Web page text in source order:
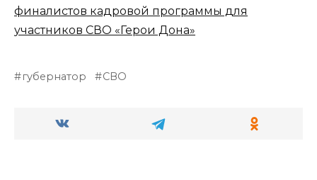
финалистов кадровой программы для
участников СВО «Герои Дона»
губернатор СВО